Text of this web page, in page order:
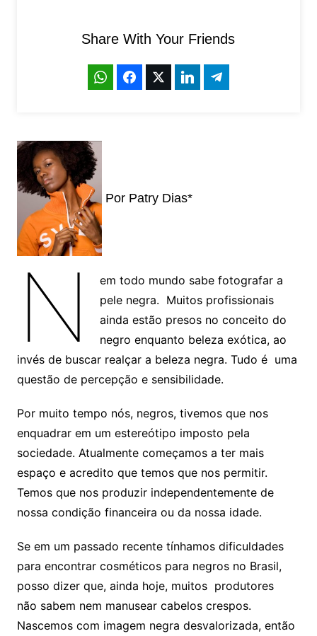
Share With Your Friends
Por Patry Dias*
N
em todo mundo sabe fotografar a
pele negra. Muitos profissionais
ainda estão presos no conceito do
negro enquanto beleza exótica, ao
invés de buscar realçar a beleza negra. Tudo é uma
questão de percepção e sensibilidade.
Por muito tempo nós, negros, tivemos que nos
enquadrar em um estereótipo imposto pela
sociedade. Atualmente começamos a ter mais
espaço e acredito que temos que nos permitir.
Temos que nos produzir independentemente de
nossa condição financeira ou da nossa idade.
Se em um passado recente tínhamos dificuldades
para encontrar cosméticos para negros no Brasil,
posso dizer que, ainda hoje, muitos produtores
não sabem nem manusear cabelos crespos.
Nascemos com imagem negra desvalorizada, então